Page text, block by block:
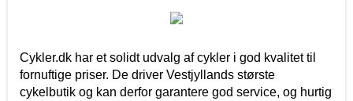
Cykler.dk har et solidt udvalg af cykler i god kvalitet til
fornuftige priser. De driver Vestjyllands største
cykelbutik og kan derfor garantere god service, og hurtig